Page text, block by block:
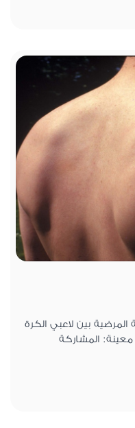
بين لاعبي الكرة
المشاركة